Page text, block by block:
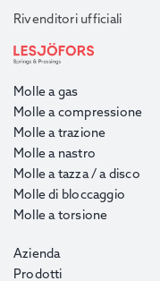
Rivenditori ufficiali
Molle a gas
Molle a compressione
Molle a trazione
Molle a nastro
Molle a tazza / a disco
Molle di bloccaggio
Molle a torsione
Azienda
Prodotti